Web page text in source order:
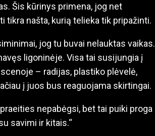
Šis kūrinys primena, jog net
našta, kurią telieka tik pripažinti.
jog tu buvai nelauktas vaikas.
ligoninėje. Visa tai susijungia į
– radijas, plastiko plėvelė,
į juos bus reaguojama skirtingai.
nepabėgsi, bet tai puiki proga
savimi ir kitais.“